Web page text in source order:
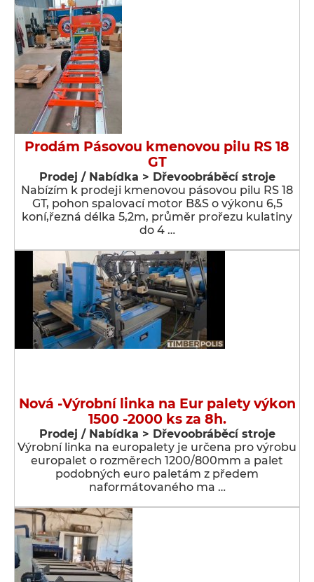
Prodám Pásovou kmenovou pilu RS 18
GT
Prodej / Nabídka > Dřevoobráběcí stroje
Nabízím k prodeji kmenovou pásovou pilu RS 18
GT, pohon spalovací motor B&S o výkonu 6,5
koní,řezná délka 5,2m, průměr prořezu kulatiny
do 4 …
Nová -Výrobní linka na Eur palety výkon
1500 -2000 ks za 8h.
Prodej / Nabídka > Dřevoobráběcí stroje
Výrobní linka na europalety je určena pro výrobu
europalet o rozměrech 1200/800mm a palet
podobných euro paletám z předem
naformátovaného ma …